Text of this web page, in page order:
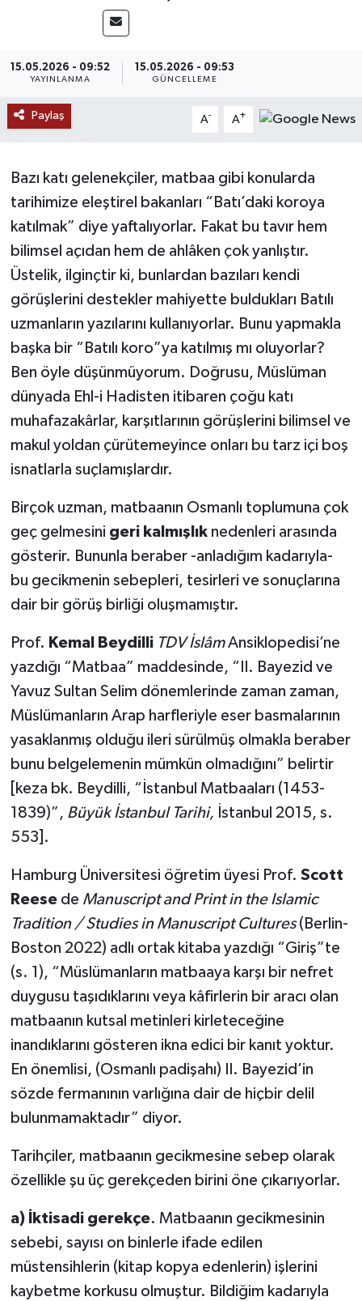
15.05.2026 - 09:52
YAYINLANMA
15.05.2026 - 09:53
GÜNCELLEME
Paylaş A- A+
Bazı katı gelenekçiler, matbaa gibi konularda
tarihimize eleştirel bakanları “Batı’daki koroya
katılmak” diye yaftalıyorlar. Fakat bu tavır hem
bilimsel açıdan hem de ahlâken çok yanlıştır.
Üstelik, ilginçtir ki, bunlardan bazıları kendi
görüşlerini destekler mahiyette buldukları Batılı
uzmanların yazılarını kullanıyorlar. Bunu yapmakla
başka bir “Batılı koro”ya katılmış mı oluyorlar?
Ben öyle düşünmüyorum. Doğrusu, Müslüman
dünyada Ehl-i Hadisten itibaren çoğu katı
muhafazakârlar, karşıtlarının görüşlerini bilimsel ve
makul yoldan çürütemeyince onları bu tarz içi boş
isnatlarla suçlamışlardır.
Birçok uzman, matbaanın Osmanlı toplumuna çok
geç gelmesini geri kalmışlıknedenleri arasında
gösterir. Bununla beraber -anladığım kadarıyla-
bu gecikmenin sebepleri, tesirleri ve sonuçlarına
dair bir görüş birliği oluşmamıştır.
Prof. Kemal Beydilli TDV İslâmAnsiklopedisi’ne
yazdığı “Matbaa” maddesinde, “II. Bayezid ve
Yavuz Sultan Selim dönemlerinde zaman zaman,
Müslümanların Arap harfleriyle eser basmalarının
yasaklanmış olduğu ileri sürülmüş olmakla beraber
bunu belgelemenin mümkün olmadığını” belirtir
[keza bk. Beydilli, “İstanbul Matbaaları (1453-
1839)”, Büyük İstanbul Tarihi, İstanbul 2015, s.
553].
Hamburg Üniversitesi öğretim üyesi Prof. Scott
Reesede Manuscript and Print in the Islamic
Tradition / Studies in Manuscript Cultures(Berlin-
Boston 2022) adlı ortak kitaba yazdığı “Giriş”te
(s. 1), “Müslümanların matbaaya karşı bir nefret
duygusu taşıdıklarını veya kâfirlerin bir aracı olan
matbaanın kutsal metinleri kirleteceğine
inandıklarını gösteren ikna edici bir kanıt yoktur.
En önemlisi, (Osmanlı padişahı) II. Bayezid’in
sözde fermanının varlığına dair de hiçbir delil
bulunmamaktadır” diyor.
Tarihçiler, matbaanın gecikmesine sebep olarak
özellikle şu üç gerekçeden birini öne çıkarıyorlar.
a) İktisadi gerekçe. Matbaanın gecikmesinin
sebebi, sayısı on binlerle ifade edilen
müstensihlerin (kitap kopya edenlerin) işlerini
kaybetme korkusu olmuştur. Bildiğim kadarıyla
MAGAZİN
ÖZEL HABER
RESMİ İLANLAR
SİYASET
SOSYAL YARDIMLAR
SPONSORLU YAZI
SPOR
YAŞAM